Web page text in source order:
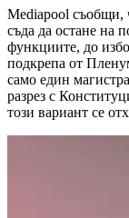
Mediapool съобщи,
съда да остане на
функциите, до
подкрепа от
само един
разрез с
този вариант се